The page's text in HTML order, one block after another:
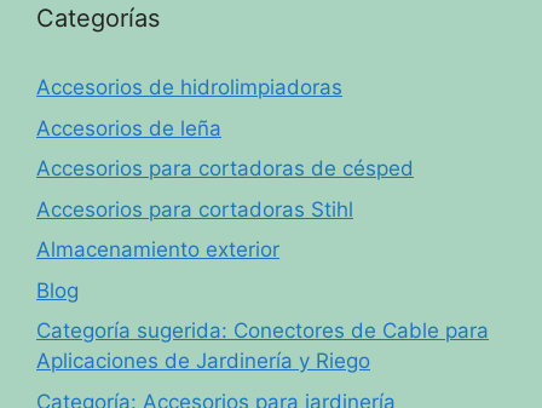
Categorías
Accesorios de hidrolimpiadoras
Accesorios de leña
Accesorios para cortadoras de césped
Accesorios para cortadoras Stihl
Almacenamiento exterior
Blog
Categoría sugerida: Conectores de Cable para
Aplicaciones de Jardinería y Riego
Categoría: Accesorios para jardinería